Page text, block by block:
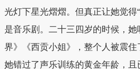
光灯下星光熠熠。但真正让她觉得
是音乐剧。二十三四岁的时候，
界》《西贡小姐》，整个人被震
她错过了声乐训练的黄金年龄，且